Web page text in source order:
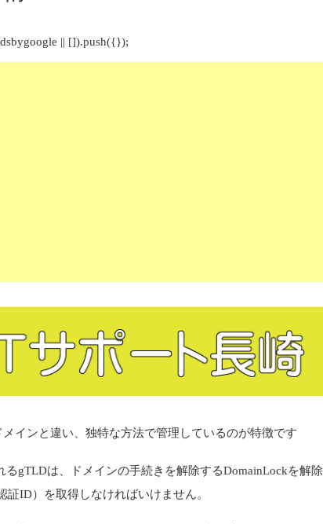
|| []).push({});
メインと違い、独特な方法で管理しているのが特徴です
るgTLDは、ドメインの手続きを解除するDomainLockを解除
証ID）を取得しなければいけません。